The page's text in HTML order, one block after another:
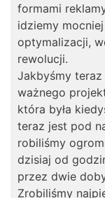
formami
idziemy
optymalizacji,
rewolucji.
Jakbyśmy
ważnego
która była
teraz jest pod
robiliśmy
dzisiaj od
przez dwie
Zrobiliśmy